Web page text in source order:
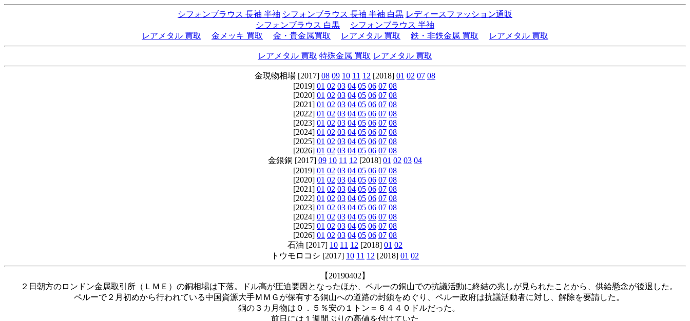
シフォンブラウス 長袖 半袖 シフォンブラウス 長袖 半袖 白黒 レディースファッション通販
シフォンブラウス 白黒
シフォンブラウス 半袖
レアメタル 買取
金メッキ 買取 金・貴金属買取 レアメタル 買取 鉄・非鉄金属 買取 レアメタル 買取
レアメタル 買取 特殊金属 買取 レアメタル 買取
金現物相場 [2017] 08 09 10 11 12 [2018] 01 02 07 08
[2019] 01 02 03 04 05 06 07 08
[2020] 01 02 03 04 05 06 07 08
[2021] 01 02 03 04 05 06 07 08
[2022] 01 02 03 04 05 06 07 08
[2023] 01 02 03 04 05 06 07 08
[2024] 01 02 03 04 05 06 07 08
[2025] 01 02 03 04 05 06 07 08
[2026] 01 02 03 04 05 06 07 08
金銀銅 [2017] 09 10 11 12 [2018] 01 02 03 04
[2019] 01 02 03 04 05 06 07 08
[2020] 01 02 03 04 05 06 07 08
[2021] 01 02 03 04 05 06 07 08
[2022] 01 02 03 04 05 06 07 08
[2023] 01 02 03 04 05 06 07 08
[2024] 01 02 03 04 05 06 07 08
[2025] 01 02 03 04 05 06 07 08
[2026] 01 02 03 04 05 06 07 08
石油 [2017] 10 11 12 [2018] 01 02
トウモロコシ [2017] 10 11 12 [2018] 01 02
【20190402】
２日朝方のロンドン金属取引所（ＬＭＥ）の銅相場は下落。ドル高が圧迫要因となったほか、ペルーの銅山での抗議活動に終結の兆しが見られたことから、供給懸念が後退した。
ペルーで２月初めから行われている中国資源大手ＭＭＧが保有する銅山への道路の封鎖をめぐり、ペルー政府は抗議活動者に対し、解除を要請した。
銅の３カ月物は０．５％安の１トン＝６４４０ドルだった。
前日には１週間ぶりの高値を付けていた